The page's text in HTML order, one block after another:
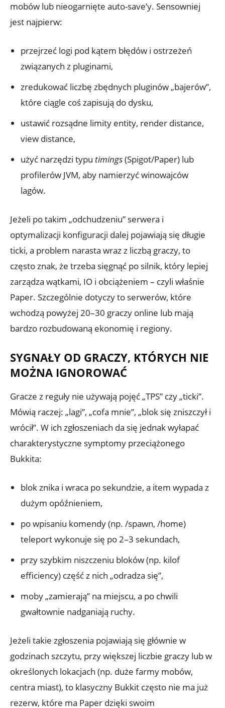
mobów lub nieogarnięte auto-save’y. Sensowniej
jest najpierw:
przejrzeć logi pod kątem błędów i ostrzeżeń
związanych z pluginami,
zredukować liczbę zbędnych pluginów „bajerów”,
które ciągle coś zapisują do dysku,
ustawić rozsądne limity entity, render distance,
view distance,
użyć narzędzi typu timings(Spigot/Paper) lub
profilerów JVM, aby namierzyć winowajców
lagów.
Jeżeli po takim „odchudzeniu” serwera i
optymalizacji konfiguracji dalej pojawiają się długie
ticki, a problem narasta wraz z liczbą graczy, to
często znak, że trzeba sięgnąć po silnik, który lepiej
zarządza wątkami, IO i obciążeniem – czyli właśnie
Paper. Szczególnie dotyczy to serwerów, które
wchodzą powyżej 20–30 graczy online lub mają
bardzo rozbudowaną ekonomię i regiony.
SYGNAŁY OD GRACZY, KTÓRYCH NIE
MOŻNA IGNOROWAĆ
Gracze z reguły nie używają pojęć „TPS” czy „ticki”.
Mówią raczej: „lagi”, „cofa mnie”, „blok się zniszczył i
wrócił”. W ich zgłoszeniach da się jednak wyłapać
charakterystyczne symptomy przeciążonego
Bukkita:
blok znika i wraca po sekundzie, a item wypada z
dużym opóźnieniem,
po wpisaniu komendy (np. /spawn, /home)
teleport wykonuje się po 2–3 sekundach,
przy szybkim niszczeniu bloków (np. kilof
efficiency) część z nich „odradza się”,
moby „zamierają” na miejscu, a po chwili
gwałtownie nadganiają ruchy.
Jeżeli takie zgłoszenia pojawiają się głównie w
godzinach szczytu, przy większej liczbie graczy lub w
określonych lokacjach (np. duże farmy mobów,
centra miast), to klasyczny Bukkit często nie ma już
rezerw, które ma Paper dzięki swoim